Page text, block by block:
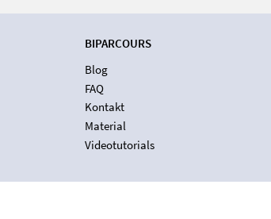
BIPARCOURS
Blog
FAQ
Kontakt
Material
Videotutorials